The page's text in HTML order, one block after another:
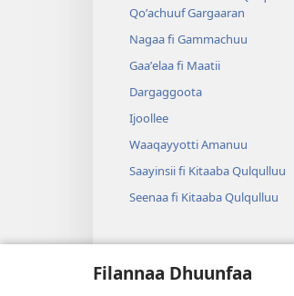
Filannaa Dhuunfaa
Qoʼachuuf Gargaaran
Nagaa fi Gammachuu
Gaaʼelaa fi Maatii
Dargaggoota
Ijoollee
Waaqayyotti Amanuu
Saayinsii fi Kitaaba Qulqulluu
Seenaa fi Kitaaba Qulqulluu